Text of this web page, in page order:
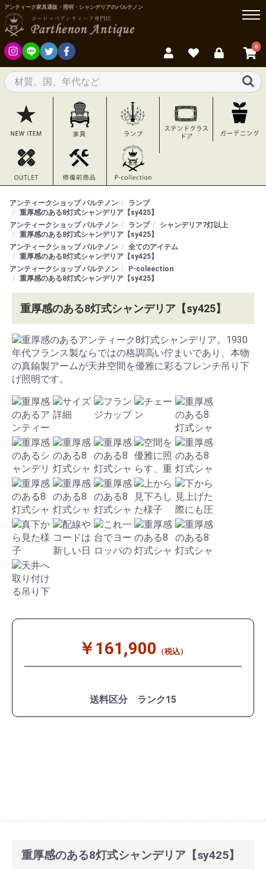
アンティーク家具通販・照明・シャンデリアのパルテノン
0
アンティークショップ パルテノン
ランプ
重厚感のある8灯式シャンデリア【sy425】
アンティークショップ パルテノン
ランプ
シャンデリア7灯以上
重厚感のある8灯式シャンデリア【sy425】
アンティークショップ パルテノン
全てのアイテム
重厚感のある8灯式シャンデリア【sy425】
アンティークショップ パルテノン
P-coleection
重厚感のある8灯式シャンデリア【sy425】
重厚感のある8灯式シャンデリア【sy425】
￥161,900 （税込）
送料区分 ランク15
重厚感のある8灯式シャンデリア【sy425】